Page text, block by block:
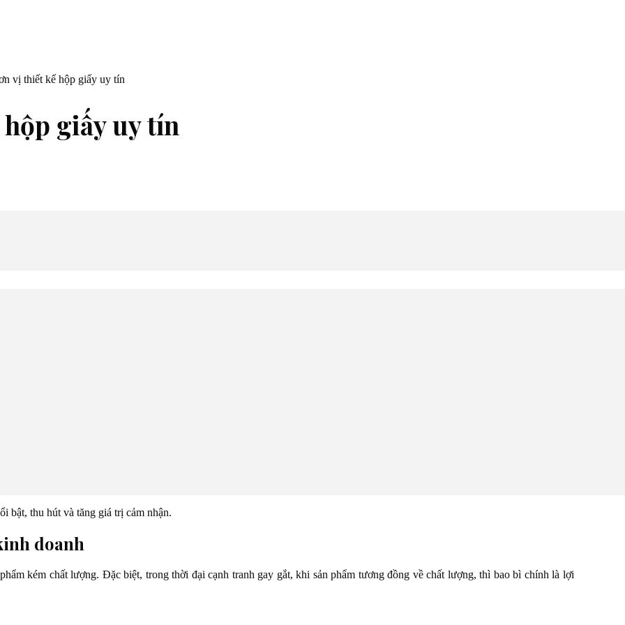
vị thiết kế hộp giấy uy tín
giấy uy tín
bật, thu hút và tăng giá trị cảm nhận.
doanh
kém chất lượng. Đặc biệt, trong thời đại cạnh tranh gay gắt, khi sản phẩm tương đồng về chất lượng, thì bao bì chính là lợi